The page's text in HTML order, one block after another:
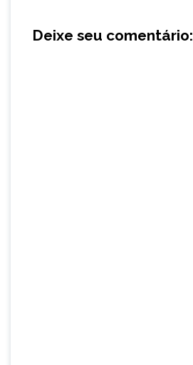
Deixe seu comentário: